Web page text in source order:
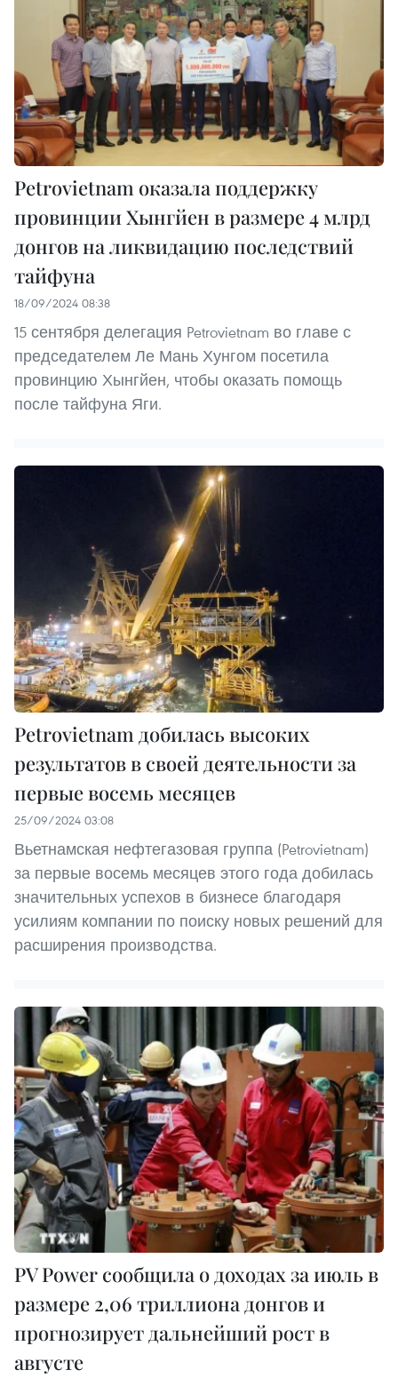
Petrovietnam оказала поддержку
провинции Хынгйен в размере 4 млрд
донгов на ликвидацию последствий
тайфуна
18/09/2024 08:38
15 сентября делегация Petrovietnam во главе с
председателем Ле Мань Хунгом посетила
провинцию Хынгйен, чтобы оказать помощь
после тайфуна Яги.
Petrovietnam добилась высоких
результатов в своей деятельности за
первые восемь месяцев
25/09/2024 03:08
Вьетнамская нефтегазовая группа (Petrovietnam)
за первые восемь месяцев этого года добилась
значительных успехов в бизнесе благодаря
усилиям компании по поиску новых решений для
расширения производства.
PV Power сообщила о доходах за июль в
размере 2,06 триллиона донгов и
прогнозирует дальнейший рост в
августе